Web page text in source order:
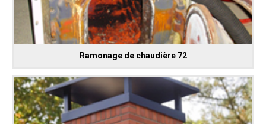
Ramonage de chaudière 72